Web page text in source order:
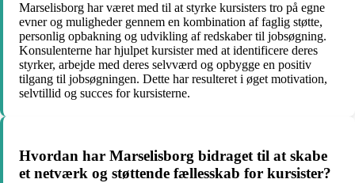
Marselisborg har været med til at styrke kursisters tro på egne
evner og muligheder gennem en kombination af faglig støtte,
personlig opbakning og udvikling af redskaber til jobsøgning.
Konsulenterne har hjulpet kursister med at identificere deres
styrker, arbejde med deres selvværd og opbygge en positiv
tilgang til jobsøgningen. Dette har resulteret i øget motivation,
selvtillid og succes for kursisterne.
Hvordan har Marselisborg bidraget til at skabe
et netværk og støttende fællesskab for kursister?